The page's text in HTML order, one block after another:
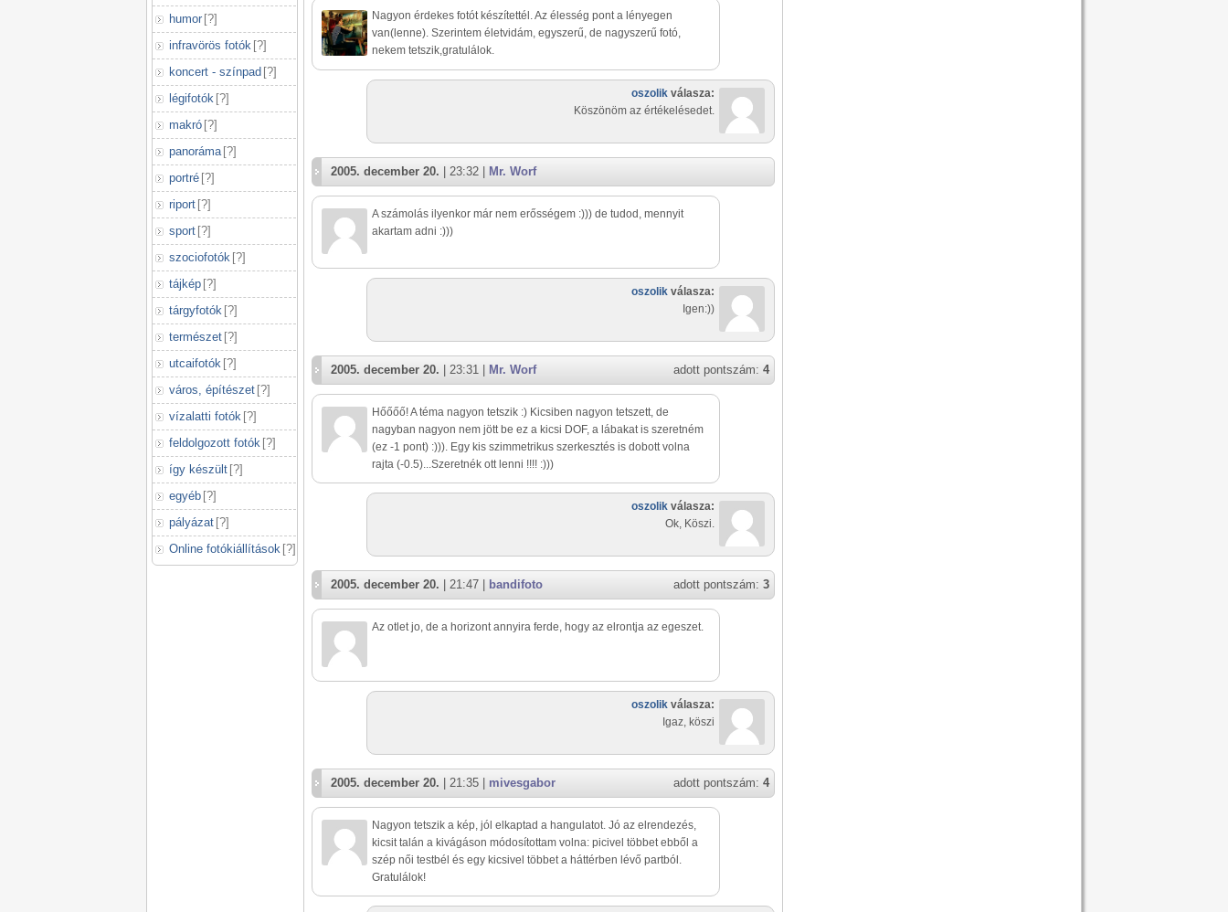
humor [?]
infravörös fotók [?]
koncert - színpad [?]
légifotók [?]
makró [?]
panoráma [?]
portré [?]
riport [?]
sport [?]
szociofotók [?]
tájkép [?]
tárgyfotók [?]
természet [?]
utcaifotók [?]
város, építészet [?]
vízalatti fotók [?]
feldolgozott fotók [?]
így készült [?]
egyéb [?]
pályázat [?]
Online fotókiállítások [?]
Nagyon érdekes fotót készítettél. Az élesség pont a lényegen
van(lenne). Szerintem életvidám, egyszerű, de nagyszerű fotó,
nekem tetszik,gratulálok.
oszolik válasza:
Köszönöm az értékelésedet.
2005. december 20. | 23:32 | Mr. Worf
A számolás ilyenkor már nem erősségem :))) de tudod, mennyit
akartam adni :)))
oszolik válasza:
Igen:))
adott pontszám: 4
2005. december 20. | 23:31 | Mr. Worf
Hőőőő! A téma nagyon tetszik :) Kicsiben nagyon tetszett, de
nagyban nagyon nem jött be ez a kicsi DOF, a lábakat is szeretném
(ez -1 pont) :))). Egy kis szimmetrikus szerkesztés is dobott volna
rajta (-0.5)...Szeretnék ott lenni !!!! :)))
oszolik válasza:
Ok, Köszi.
adott pontszám: 3
2005. december 20. | 21:47 | bandifoto
Az otlet jo, de a horizont annyira ferde, hogy az elrontja az egeszet.
oszolik válasza:
Igaz, köszi
adott pontszám: 4
2005. december 20. | 21:35 | mivesgabor
Nagyon tetszik a kép, jól elkaptad a hangulatot. Jó az elrendezés,
kicsit talán a kivágáson módosítottam volna: picivel többet ebből a
szép női testbél és egy kicsivel többet a háttérben lévő partból.
Gratulálok!